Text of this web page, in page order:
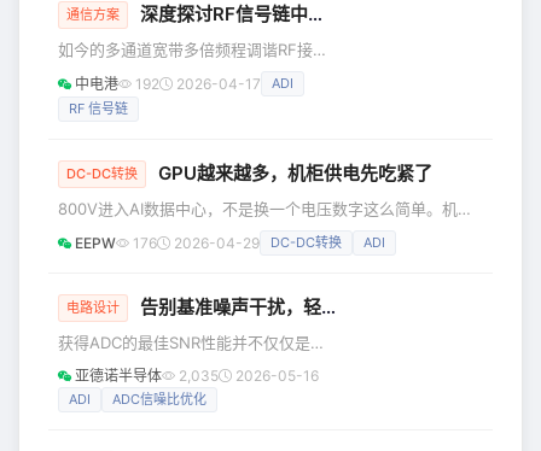
的挑战，尤其是在托盘带电插拔的过程
中。本文将为您介绍数据中心热插拔控
制器的未来发展趋势，以及ADI在高压热
插拔保护领域的持续创新成果。 数据中
心热插拔控制器的未来发展 随着AI工作
通信方案 深度探讨RF信号链中的滤波器应用
如今的多通道宽带多倍频程调谐RF接收
器，通常需要消除不必要的阻塞信号，
从而保持相关信号的保真度。滤波器在
和本振(LO)部分。本文将探讨RF信号链
中的滤波器，讨论阻塞信号的概念，回
顾传统的滤波技术，然后介绍用于优化
信号链性能的新产品解决方案。 为了不
提高或保持性能，RF系统设计人员有必
要评估信号链
中电港 192 2026-04-17
ADI
RF 信号链
DC-DC转换 GPU越来越多，机柜供电先吃紧了
800V进入AI数据中心，不是换一个电压数字这么简单。机柜
功率上来以后，电怎么安全进柜，怎么一路降到GPU附近，
后，单个机柜里的GPU、加速卡和电源模块越来越多，整柜
先感受到压力。 单柜耗电增加，低压大电流开始吃力 功率固
定时，电压越
EEPW 176 2026-04-29 DC-DC转换 ADI
电路设计 告别基准噪声干扰，轻松提升6dB信噪比的实用技巧
获得ADC的最佳SNR性能并不仅仅是给
ADC输入提供低噪声信号的问题，提供
一个低噪声基准电压是同等重要。虽然
亚德诺半导体 2,035 2026-05-16
ADI ADC信噪比优化